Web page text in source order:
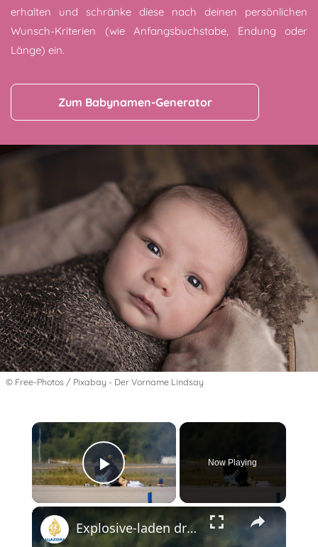
erhalten und schränke diese nach deinen persönlichen
Wunsch-Kriterien (wie Anfangsbuchstabe, Endung oder
Länge) ein.
Zum Babynamen-Generator
© Free-Photos / Pixabay - Der Vorname Lindsay
×
Play Video
Now Playing
×
Explosive-laden drone found at German airport hosting Ukrainian fleet